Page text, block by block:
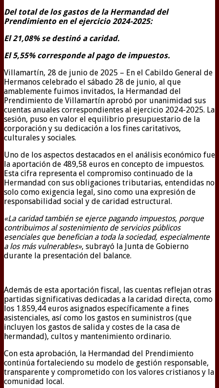
Del total de los gastos de la Hermandad del
Prendimiento en el ejercicio 2024-2025:
El 21,08% se destinó a caridad.
El 5,55% corresponde al pago de impuestos.
Villamartín, 28 de junio de 2025 – En el Cabildo General de
Hermanos celebrado el sábado 28 de junio, al que
amablemente fuimos invitados, la Hermandad del
Prendimiento de Villamartín aprobó por unanimidad sus
cuentas anuales correspondientes al ejercicio 2024-2025. La
sesión, puso en valor el equilibrio presupuestario de la
corporación y su dedicación a los fines caritativos,
culturales y sociales.
Uno de los aspectos destacados en el análisis económico fue
la aportación de 489,58 euros en concepto de impuestos.
Esta cifra representa el compromiso continuado de la
Hermandad con sus obligaciones tributarias, entendidas no
solo como exigencia legal, sino como una expresión de
responsabilidad social y de caridad estructural.
«La caridad también se ejerce pagando impuestos, porque
contribuimos al sostenimiento de servicios públicos
esenciales que benefician a toda la sociedad, especialmente
a los más vulnerables», subrayó la Junta de Gobierno
durante la presentación del balance.
Además de esta aportación fiscal, las cuentas reflejan otras
partidas significativas dedicadas a la caridad directa, como
los 1.859,44 euros asignados específicamente a fines
asistenciales, así como los gastos en suministros (que
incluyen los gastos de salida y costes de la casa de
hermandad), cultos y mantenimiento ordinario.
Con esta aprobación, la Hermandad del Prendimiento
continúa fortaleciendo su modelo de gestión responsable,
transparente y comprometido con los valores cristianos y la
comunidad local.